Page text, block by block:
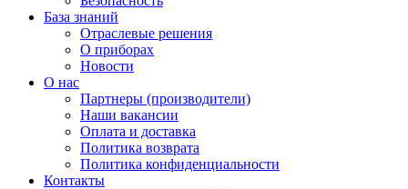
База знаний
Отраслевые решения
О приборах
Новости
О нас
Партнеры (производители)
Наши вакансии
Оплата и доставка
Политика возврата
Политика конфиденциальности
Контакты